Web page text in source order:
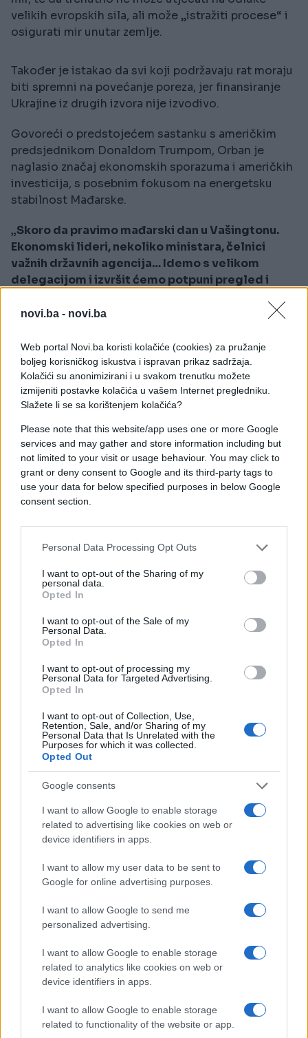
novi.ba - novi.ba
Web portal Novi.ba koristi kolačiće (cookies) za pružanje
boljeg korisničkog iskustva i ispravan prikaz sadržaja.
Kolačići su anonimizirani i u svakom trenutku možete
izmijeniti postavke kolačića u vašem Internet pregledniku.
Slažete li se sa korištenjem kolačića?
Please note that this website/app uses one or more Google
services and may gather and store information including but
not limited to your visit or usage behaviour. You may click to
grant or deny consent to Google and its third-party tags to
use your data for below specified purposes in below Google
consent section.
Personal Data Processing Opt Outs
I want to opt-out of the Sharing of my
personal data.
Opted In
I want to opt-out of the Sale of my
Personal Data.
Opted In
I want to opt-out of processing my
Personal Data for Targeted Advertising.
Opted In
I want to opt-out of Collection, Use,
Retention, Sale, and/or Sharing of my
Personal Data that Is Unrelated with the
Purposes for which it was collected.
Opted Out
Google consents
I want to allow Google to enable storage
related to advertising like cookies on web or
device identifiers in apps.
I want to allow my user data to be sent to
Google for online advertising purposes.
I want to allow Google to send me
personalized advertising.
I want to allow Google to enable storage
related to analytics like cookies on web or
device identifiers in apps.
I want to allow Google to enable storage
related to functionality of the website or app.
velikih evropskih sila, ali može „istražiti procese“ i
osigurati mir unutar zemlje.
Također je istakao da svi koji podržavaju rat moraju
biti spremni na povećanje poreza, jer finansiranje
Ukrajine iz drugih izvora nije izvodivo.
Govoreći o predstojećem sastanku s američkim
predsjednikom Donaldom Trumpom, Orban je
naglasio značaj ekonomskih sporazuma i američkih
investicija, s posebnim fokusom na energetsku
stabilnost Mađarske.
„Skoro da pravimo mađarski dan u Vašingtonu.
Ekonomski lideri, nekoliko ministara, čelnici
važnih državnih agencija… Idemo s velikom
delegacijom i izvršit ćemo potpuni pregled i
Orban.
Na pitanje o ekonomskoj politici, premijer je
kritikovao prijedloge ljevice za oprezniji pristup,
ističući da su efikasni programi sprovedeni tek
nakon 2010. godine.
Naveo je mjere poput fiksnih stambenih kredita i
porodičnih davanja, ali je upozorio da rat i sankcije
usporavaju ekonomski rast.
„Ne očekujem veći rast dok traju rat i
ekonomske sankcije“
zaštititi penzionere i postepeno uvesti dodatnu
vrijednost penzija.
#Viktor Orban #evropa
#Ukrajina